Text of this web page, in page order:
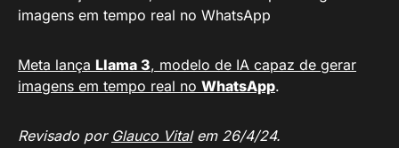
imagens em tempo real no WhatsApp
Meta lança Llama 3, modelo de IA capaz de gerar
imagens em tempo real no WhatsApp.
Revisado por Glauco Vitalem 26/4/24.